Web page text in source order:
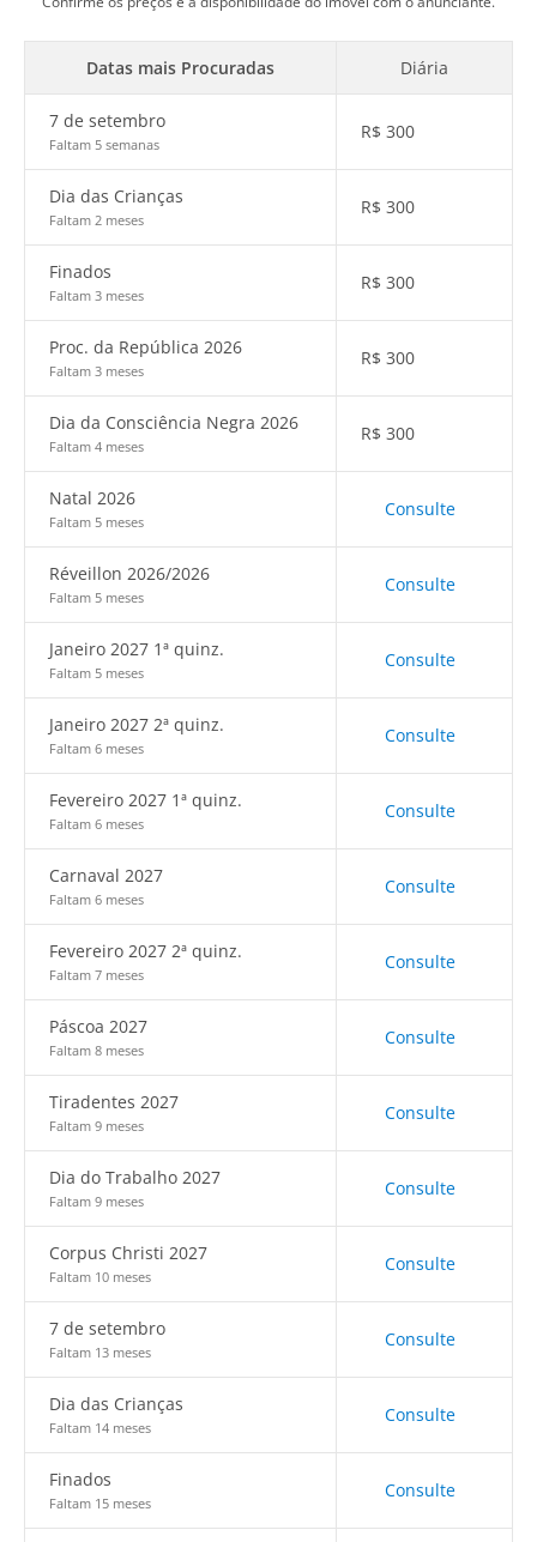
Datas mais Procuradas Diária
7 de setembro
Faltam 5 semanas
R$ 300
Dia das Crianças
Faltam 2 meses
R$ 300
Finados
Faltam 3 meses
R$ 300
Proc. da República 2026
Faltam 3 meses
R$ 300
Dia da Consciência Negra 2026
Faltam 4 meses
R$ 300
Natal 2026
Faltam 5 meses
Consulte
Réveillon 2026/2026
Faltam 5 meses
Consulte
Janeiro 2027 1ª quinz.
Faltam 5 meses
Consulte
Janeiro 2027 2ª quinz.
Faltam 6 meses
Consulte
Fevereiro 2027 1ª quinz.
Faltam 6 meses
Consulte
Carnaval 2027
Faltam 6 meses
Consulte
Fevereiro 2027 2ª quinz.
Faltam 7 meses
Consulte
Páscoa 2027
Faltam 8 meses
Consulte
Tiradentes 2027
Faltam 9 meses
Consulte
Dia do Trabalho 2027
Faltam 9 meses
Consulte
Corpus Christi 2027
Faltam 10 meses
Consulte
7 de setembro
Faltam 13 meses
Consulte
Dia das Crianças
Faltam 14 meses
Consulte
Finados
Faltam 15 meses
Consulte